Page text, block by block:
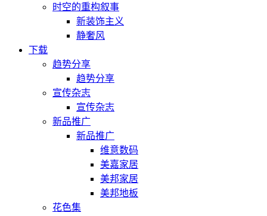
时空的重构叙事
新装饰主义
静奢风
下载
趋势分享
趋势分享
宣传杂志
宣传杂志
新品推广
新品推广
维意数码
美嘉家居
美邦家居
美邦地板
花色集